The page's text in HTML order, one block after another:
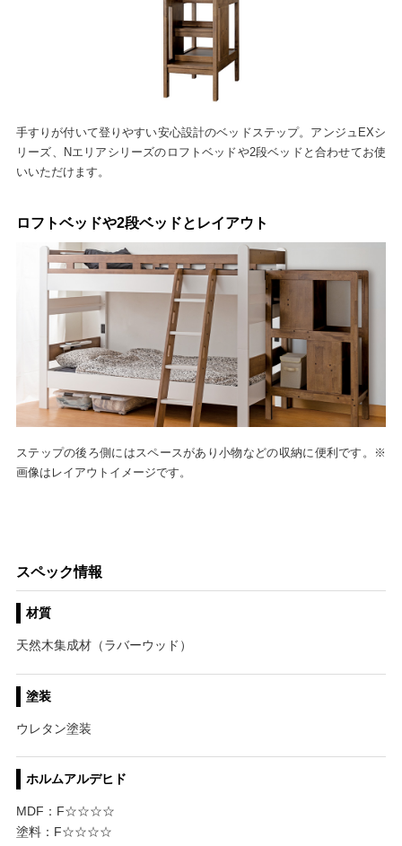
手すりが付いて登りやすい安心設計のベッドステップ。アンジュEXシ
リーズ、Nエリアシリーズのロフトベッドや2段ベッドと合わせてお使
いいただけます。
ロフトベッドや2段ベッドとレイアウト
ステップの後ろ側にはスペースがあり小物などの収納に便利です。※
画像はレイアウトイメージです。
スペック情報
材質
天然木集成材（ラバーウッド）
塗装
ウレタン塗装
ホルムアルデヒド
MDF：F☆☆☆☆
塗料：F☆☆☆☆